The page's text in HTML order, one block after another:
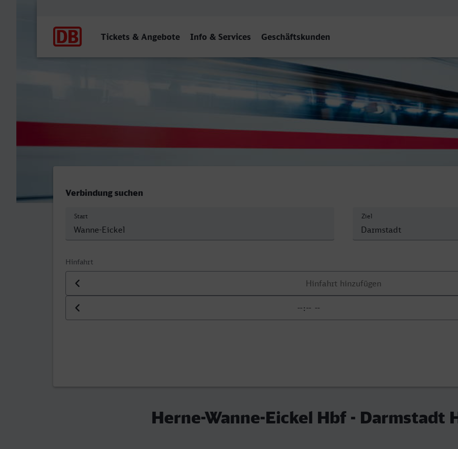
Tickets & Angebote Info & Services Geschäftskunden
Herne-Wanne-Eickel Hbf - Darmstadt Hbf
Verbindung suchen
Start Ziel
Hinfahrt
Datum der Hinfahrt
Uhrzeit der Hinfahrt
Herne-Wanne-Eickel Hbf - Darmstadt